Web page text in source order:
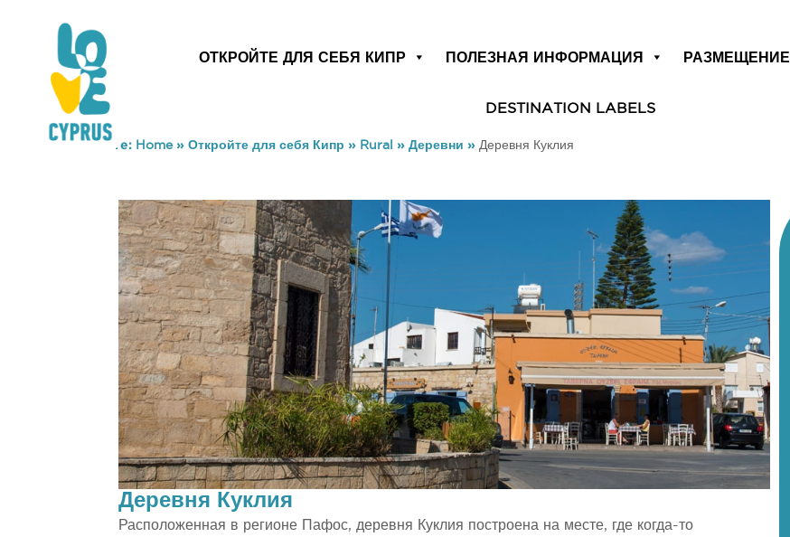
ОТКРОЙТЕ ДЛЯ СЕБЯ КИПР ПОЛЕЗНАЯ ИНФОРМАЦИЯ РАЗМЕЩЕНИЕ
DESTINATION LABELS
You are here: Home» Откройте для себя Кипр » Rural » Деревни » Деревня Куклия
Деревня Куклия
Расположенная в регионе Пафос, деревня Куклия построена на месте, где когда-то